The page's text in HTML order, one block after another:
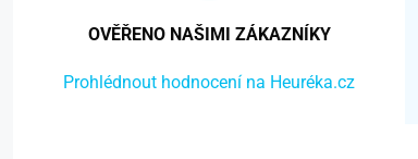
OVĚŘENO NAŠIMI ZÁKAZNÍKY
Prohlédnout hodnocení na Heuréka.cz